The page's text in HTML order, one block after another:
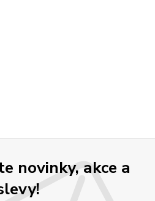
novinky, akce a